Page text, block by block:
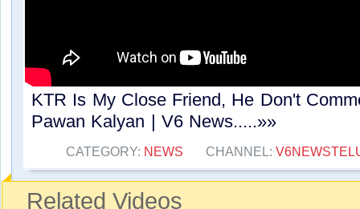
KTR Is My Close Friend, He Don't
Pawan Kalyan | V6 News.....»»
CATEGORY: NEWS CHANNEL:
Related Videos